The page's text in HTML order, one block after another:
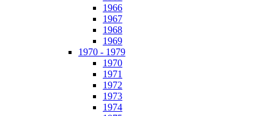
1966
1967
1968
1969
1970 - 1979
1970
1971
1972
1973
1974